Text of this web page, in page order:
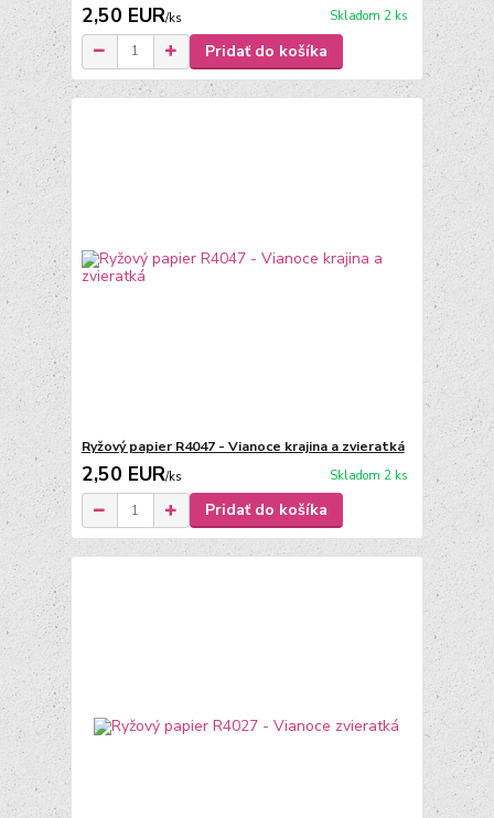
2,50 EUR/ks Skladom 2 ks
Pridať do košíka
Ryžový papier R4047 - Vianoce krajina a zvieratká
2,50 EUR/ks Skladom 2 ks
Pridať do košíka